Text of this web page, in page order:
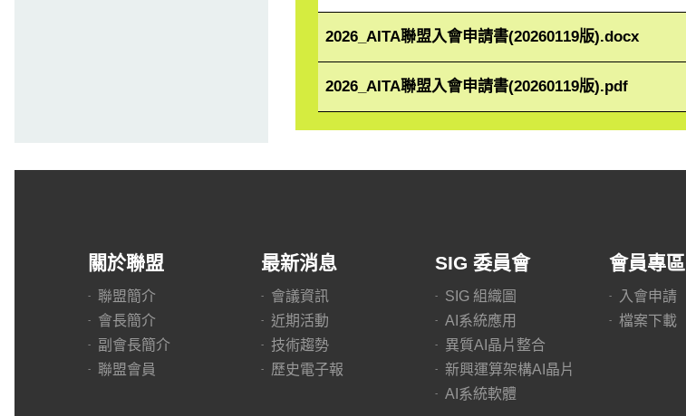
2026_AITA聯盟入會申請書(20260119版).docx
2026_AITA聯盟入會申請書(20260119版).pdf
關於聯盟
聯盟簡介
會長簡介
副會長簡介
聯盟會員
最新消息
會議資訊
近期活動
技術趨勢
歷史電子報
SIG 委員會
SIG 組織圖
AI系統應用
異質AI晶片整合
新興運算架構AI晶片
AI系統軟體
會員專區
入會申請
檔案下載